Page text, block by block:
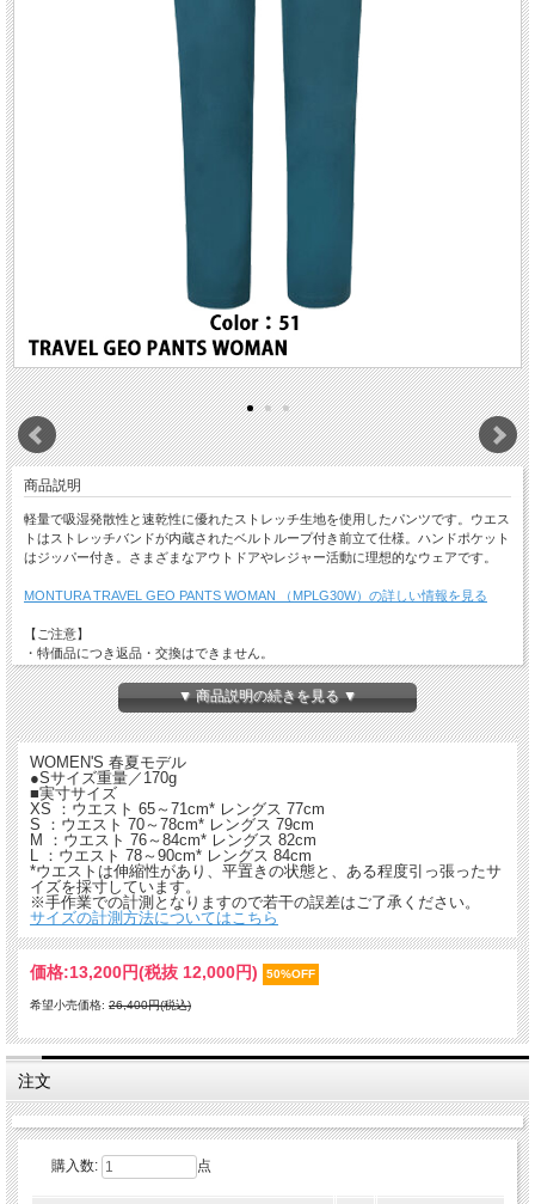
商品説明
軽量で吸湿発散性と速乾性に優れたストレッチ生地を使用したパンツです。ウエス
トはストレッチバンドが内蔵されたベルトループ付き前立て仕様。ハンドポケット
はジッパー付き。さまざまなアウトドアやレジャー活動に理想的なウェアです。
MONTURA TRAVEL GEO PANTS WOMAN （MPLG30W）の詳しい情報を見る
【ご注意】
・特価品につき返品・交換はできません。
・店舗でも同時販売しておりますので時間差で完売になる場合がございます。
以上、予めご了承ください。▼ 商品説明の続きを見る ▼
WOMEN'S 春夏モデル
●Sサイズ重量／170g
■実寸サイズ
XS ：ウエスト 65～71cm* レングス 77cm
S ：ウエスト 70～78cm* レングス 79cm
M ：ウエスト 76～84cm* レングス 82cm
L ：ウエスト 78～90cm* レングス 84cm
*ウエストは伸縮性があり、平置きの状態と、ある程度引っ張ったサ
イズを採寸しています。
※手作業での計測となりますので若干の誤差はご了承ください。
サイズの計測方法についてはこちら
価格:13,200円(税抜 12,000円) 50%OFF
希望小売価格: 26,400円(税込)
注文
購入数: 点